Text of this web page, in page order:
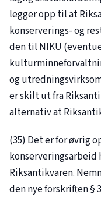
legger opp til at
konserverings- og
den til NIKU
og
er skilt ut fra
alternativ at
(35) Det er for øvrig
konserveringsarbeid
Riksantikvaren.
den nye forskriften §